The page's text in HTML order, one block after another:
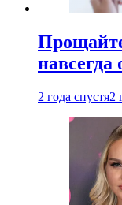
навсегда
2 года спустя2